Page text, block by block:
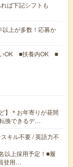
ば下記シフトも
以上が多数！応募か
OK ■扶養内OK ■
】＊お年寄りが昼間
換できるデ…
キル不要 / 英語力不
以上採用予定！■履
登用…